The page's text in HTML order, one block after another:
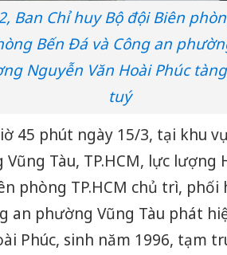
Ban Chỉ huy Bộ đội Biên
Bến Đá và Công an
Nguyễn Văn Hoài Phúc
tuý
45 phút ngày 15/3, tại khu
Tàu, TP.HCM, lực lượng
phòng TP.HCM chủ trì,
an phường Vũng Tàu phát
Phúc, sinh năm 1996, tạm